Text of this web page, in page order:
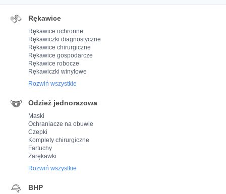
Rękawice
Rękawice ochronne
Rękawiczki diagnostyczne
Rękawice chirurgiczne
Rękawice gospodarcze
Rękawice robocze
Rękawiczki winylowe
Rozwiń wszystkie
Odzież jednorazowa
Maski
Ochraniacze na obuwie
Czepki
Komplety chirurgiczne
Fartuchy
Zarękawki
Rozwiń wszystkie
BHP